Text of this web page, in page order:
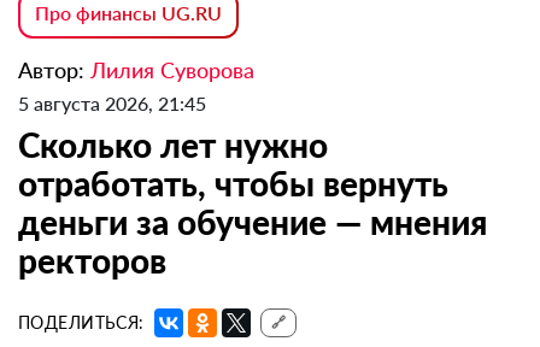
Про финансы UG.RU
Автор: Лилия Суворова
5 августа 2026, 21:45
Сколько лет нужно
отработать, чтобы вернуть
деньги за обучение — мнения
ректоров
ПОДЕЛИТЬСЯ: 🔗